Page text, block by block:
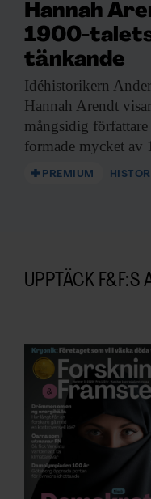
Hannah
1900-
tänkande
Idéhistorikern
Hannah Arendt
mångsidig
formade mycket av
PREMIUM
UPPTÄCK F&F:S